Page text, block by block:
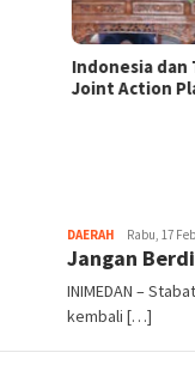
Satgas PRR
Tambahan
DAERAH redaksi
Rabu, 17
Jangan
INIMEDAN –
kembali […]